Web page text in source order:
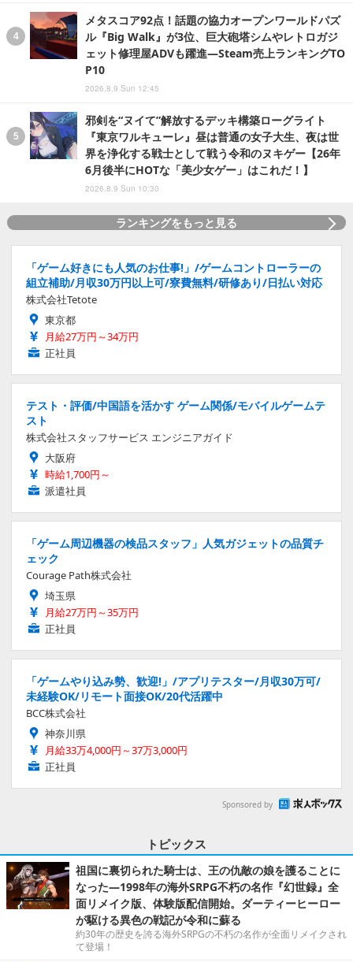
メタスコア92点！話題の協力オープンワールドパズ
ル『Big Walk』が3位、巨大砲塔シムやレトロガジ
ェット修理屋ADVも躍進―Steam売上ランキングTO
P10
2026.8.9 Sun 12:45
邪剣を“ヌイて”解放するデッキ構築ローグライト
『東京ワルキューレ』昼は普通の女子大生、夜は世
界を浄化する戦士として戦う令和のヌキゲー【26年
6月後半にHOTな「美少女ゲー」はこれだ！】
2026.8.9 Sun 10:30
ランキングをもっと見る
「ゲーム好きにも人気のお仕事!」/ゲームコントローラーの
組立補助/月収30万円以上可/寮費無料/研修あり/日払い対応
株式会社Tetote
東京都
月給27万円～34万円
正社員
テスト・評価/中国語を活かす ゲーム関係/モバイルゲームテ
スト
株式会社スタッフサービス エンジニアガイド
大阪府
時給1,700円～
派遣社員
「ゲーム周辺機器の検品スタッフ」人気ガジェットの品質チ
ェック
Courage Path株式会社
埼玉県
月給27万円～35万円
正社員
「ゲームやり込み勢、歓迎!」/アプリテスター/月収30万可/
未経験OK/リモート面接OK/20代活躍中
BCC株式会社
神奈川県
月給33万4,000円～37万3,000円
正社員
Sponsored by
トピックス
祖国に裏切られた騎士は、王の仇敵の娘を護ることに
なった―1998年の海外SRPG不朽の名作『幻世録』全
面リメイク版、体験版配信開始。ダーティーヒーロー
が駆ける異色の戦記が令和に蘇る
約30年の歴史を誇る海外SRPGの不朽の名作が全面リメイクされ
て登場！